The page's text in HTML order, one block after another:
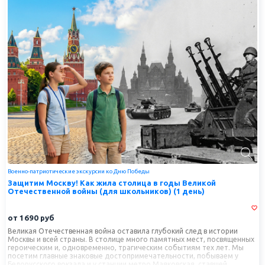
Военно-патриотические экскурсии ко Дню Победы
Защитим Москву! Как жила столица в годы Великой
Отечественной войны (для школьников) (1 день)
от 1690 руб
Великая Отечественная война оставила глубокий след в истории
Москвы и всей страны. В столице много памятных мест, посвященных
героическим и, одновременно, трагическим событиям тех лет. Мы
посетим главные знаковые достопримечательности, побываем у